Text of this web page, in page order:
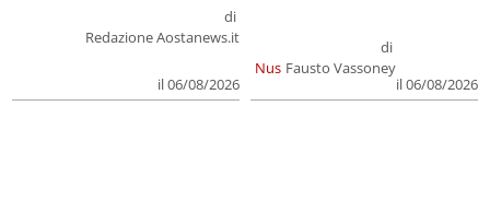
di
Redazione Aostanews.it
il 06/08/2026
Nus
di
Fausto Vassoney
il 06/08/2026